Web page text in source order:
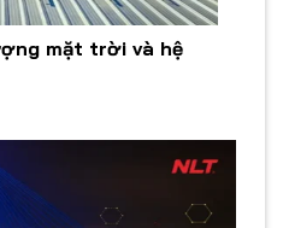
mặt trời và hệ